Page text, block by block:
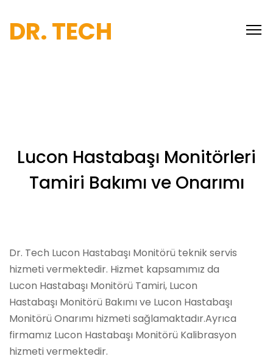
DR. TECH
Lucon Hastabaşı Monitörleri
Tamiri Bakımı ve Onarımı
Dr. Tech Lucon Hastabaşı Monitörü teknik servis
hizmeti vermektedir. Hizmet kapsamımız da
Lucon Hastabaşı Monitörü Tamiri, Lucon
Hastabaşı Monitörü Bakımı ve Lucon Hastabaşı
Monitörü Onarımı hizmeti sağlamaktadır.Ayrıca
firmamız Lucon Hastabaşı Monitörü Kalibrasyon
hizmeti vermektedir.